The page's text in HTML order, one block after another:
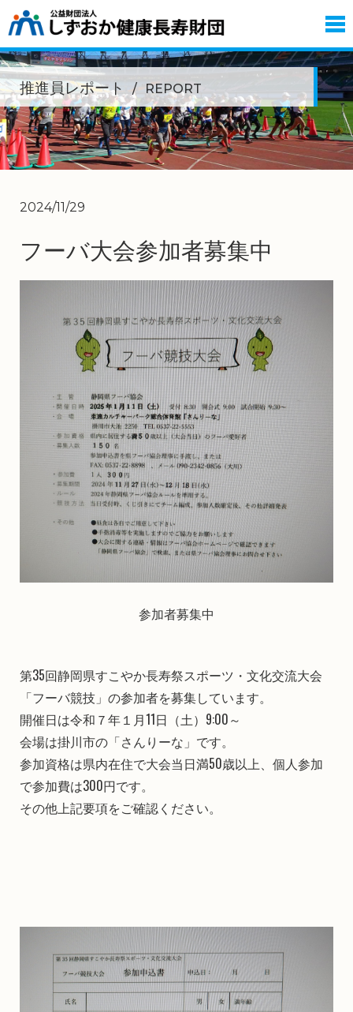
推進員レポート REPORT
2024/11/29
フーバ大会参加者募集中
参加者募集中
第35回静岡県すこやか長寿祭スポーツ・文化交流大会
「フーバ競技」の参加者を募集しています。
開催日は令和７年１月11日（土）9:00～
会場は掛川市の「さんりーな」です。
参加資格は県内在住で大会当日満50歳以上、個人参加
で参加費は300円です。
その他上記要項をご確認ください。